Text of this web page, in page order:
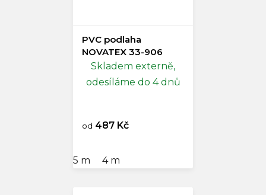
PVC podlaha
NOVATEX 33-906
Skladem externě,
odesíláme do 4 dnů
od 487 Kč
5 m 4 m